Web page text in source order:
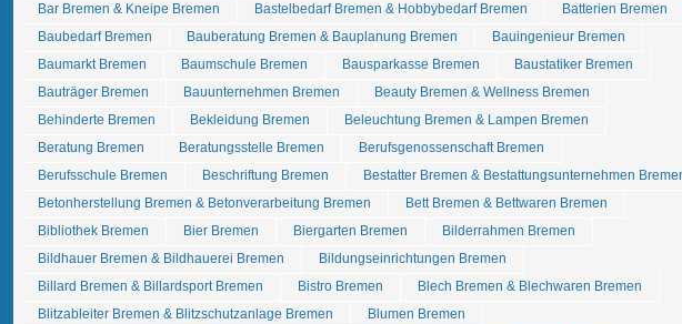
Bar Bremen & Kneipe Bremen
Bastelbedarf Bremen & Hobbybedarf Bremen
Batterien Bremen
Baubedarf Bremen
Bauberatung Bremen & Bauplanung Bremen
Bauingenieur Bremen
Baumarkt Bremen
Baumschule Bremen Bausparkasse Bremen
Baustatiker Bremen
Bauträger Bremen
Bauunternehmen Bremen
Beauty Bremen & Wellness Bremen
Behinderte Bremen
Bekleidung Bremen
Beleuchtung Bremen & Lampen Bremen
Beratung Bremen
Beratungsstelle Bremen
Berufsgenossenschaft Bremen
Berufsschule Bremen
Beschriftung Bremen
Bestatter Bremen & Bestattungsunternehmen
Betonherstellung Bremen & Betonverarbeitung Bremen
Bett Bremen & Bettwaren Bremen
Bibliothek Bremen
Bier Bremen Biergarten Bremen
Bilderrahmen Bremen
Bildhauer Bremen & Bildhauerei Bremen
Bildungseinrichtungen Bremen
Billard Bremen & Billardsport Bremen
Bistro Bremen
Blech Bremen & Blechwaren Bremen
Blitzableiter Bremen & Blitzschutzanlage Bremen
Blumen Bremen